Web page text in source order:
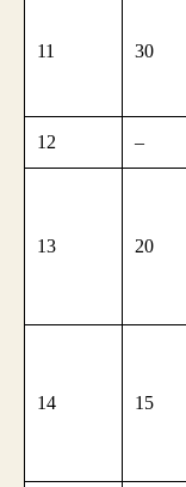
11 30
12 –
13 20
14 15